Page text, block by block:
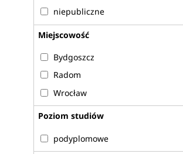
niepubliczne
Miejscowość
Bydgoszcz
Radom
Wrocław
Poziom studiów
podyplomowe